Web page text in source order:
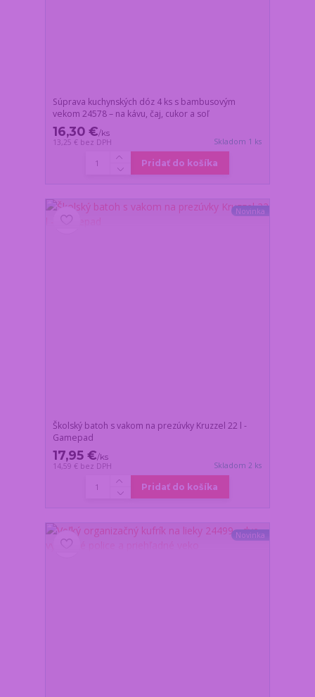
Súprava kuchynských dóz 4 ks s bambusovým
vekom 24578 – na kávu, čaj, cukor a soľ
16,30 €/ks
13,25 € bez DPH Skladom 1 ks
Pridať do košíka
Novinka
Školský batoh s vakom na prezúvky Kruzzel 22 l -
Gamepad
17,95 €/ks
14,59 € bez DPH Skladom 2 ks
Pridať do košíka
Novinka